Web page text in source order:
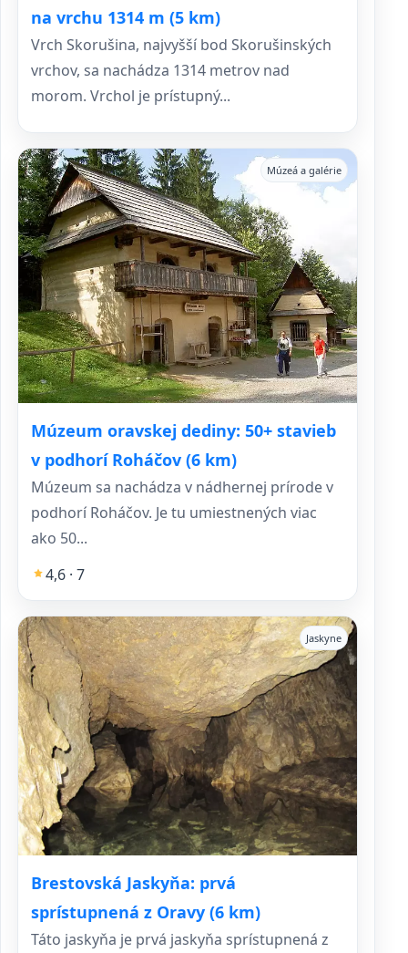
na vrchu 1314 m (5 km)
Vrch Skorušina, najvyšší bod Skorušinských
vrchov, sa nachádza 1314 metrov nad
morom. Vrchol je prístupný...
Múzeum oravskej dediny: 50+ stavieb
v podhorí Roháčov (6 km)
Múzeá a galérie
Múzeum sa nachádza v nádhernej prírode v
podhorí Roháčov. Je tu umiestnených viac
ako 50...
4,6 · 7
Brestovská Jaskyňa: prvá
sprístupnená z Oravy (6 km)
Jaskyne
Táto jaskyňa je prvá jaskyňa sprístupnená z